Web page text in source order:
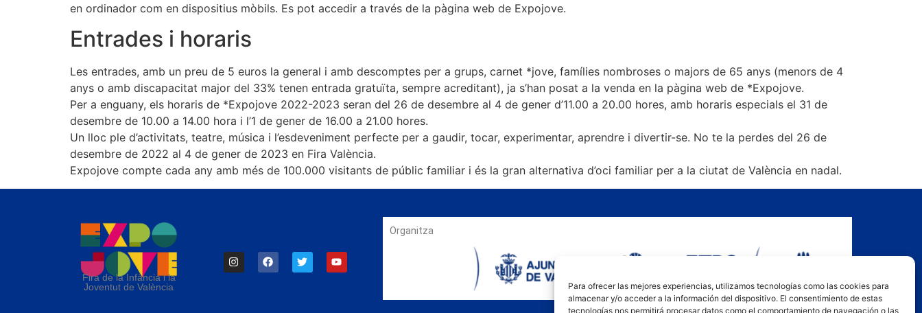
Para ofrecer las mejores experiencias, utilizamos tecnologías como las cookies para
almacenar y/o acceder a la información del dispositivo. El consentimiento de estas
tecnologías nos permitirá procesar datos como el comportamiento de navegación o las
en ordinador com en dispositius mòbils. Es pot accedir a través de la pàgina web de Expojove.
Entrades i horaris
Les entrades, amb un preu de 5 euros la general i amb descomptes per a grups, carnet *jove, famílies nombroses o majors de 65 anys (menors de 4
anys o amb discapacitat major del 33% tenen entrada gratuïta, sempre acreditant), ja s’han posat a la venda en la pàgina web de *Expojove.
Per a enguany, els horaris de *Expojove 2022-2023 seran del 26 de desembre al 4 de gener d’11.00 a 20.00 hores, amb horaris especials el 31 de
desembre de 10.00 a 14.00 hora i l’1 de gener de 16.00 a 21.00 hores.
Un lloc ple d’activitats, teatre, música i l’esdeveniment perfecte per a gaudir, tocar, experimentar, aprendre i divertir-se. No te la perdes del 26 de
desembre de 2022 al 4 de gener de 2023 en Fira València.
Expojove compte cada any amb més de 100.000 visitants de públic familiar i és la gran alternativa d’oci familiar per a la ciutat de València en nadal.
Fira de la Infància i la
Joventut de València
Organitza